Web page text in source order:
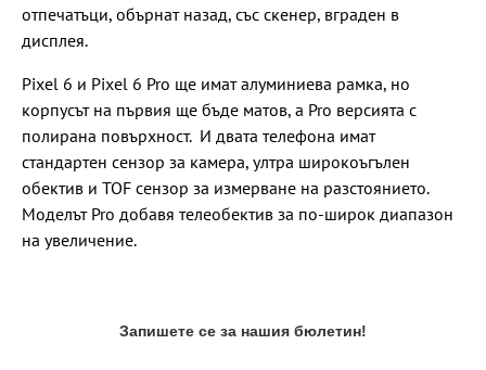
отпечатъци, обърнат назад, със скенер, вграден в
дисплея.
Pixel 6 и Pixel 6 Pro ще имат алуминиева рамка, но
корпусът на първия ще бъде матов, а Pro версията с
полирана повърхност. И двата телефона имат
стандартен сензор за камера, ултра широкоъгълен
обектив и TOF сензор за измерване на разстоянието.
Моделът Pro добавя телеобектив за по-широк диапазон
на увеличение.